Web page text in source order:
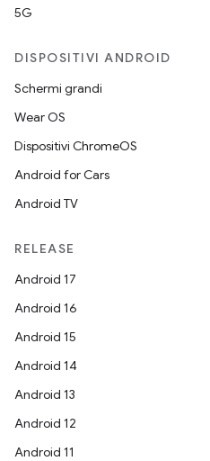
5G
DISPOSITIVI ANDROID
Schermi grandi
Wear OS
Dispositivi ChromeOS
Android for Cars
Android TV
RELEASE
Android 17
Android 16
Android 15
Android 14
Android 13
Android 12
Android 11